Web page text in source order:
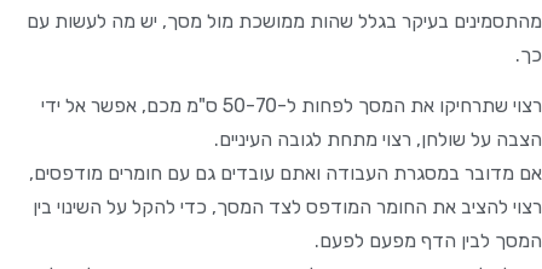
מהתסמינים בעיקר בגלל שהות ממושכת מול מסך, יש מה לעשות עם
כך.
רצוי שתרחיקו את המסך לפחות ל-50-70 ס"מ מכם, אפשר אל ידי
הצבה על שולחן, רצוי מתחת לגובה העיניים.
אם מדובר במסגרת העבודה ואתם עובדים גם עם חומרים מודפסים,
רצוי להציב את החומר המודפס לצד המסך, כדי להקל על השינוי בין
המסך לבין הדף מפעם לפעם.